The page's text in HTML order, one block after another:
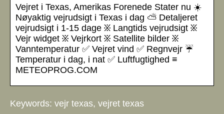
Vejret i Texas, Amerikas Forenede Stater nu ☀️
Nøyaktig vejrudsigt i Texas i dag ⛅ Detaljeret
vejrudsigt i 1-15 dage ፠ Langtids vejrudsigt ፠
Vejr widget ፠ Vejrkort ፠ Satellite bilder ፠
Vanntemperatur ✅ Vejret vind ✅ Regnvejr ☔
Temperatur i dag, i nat ✅ Luftfugtighed ≡
METEOPROG.COM
Keywords: vejr texas, vejret texas